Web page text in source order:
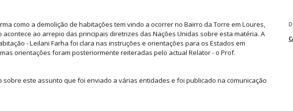
como a demolição de habitações tem vindo a ocorrer no Bairro da Torre em Loures,
ao arrepio das principais diretrizes das Nações Unidas sobre esta matéria. A
- Leilani Farha foi clara nas instruções e orientações para os Estados em
orientações foram posteriormente reiteradas pelo actual Relator - o Prof.
sobre este assunto que foi enviado a várias entidades e foi publicado na comunicação